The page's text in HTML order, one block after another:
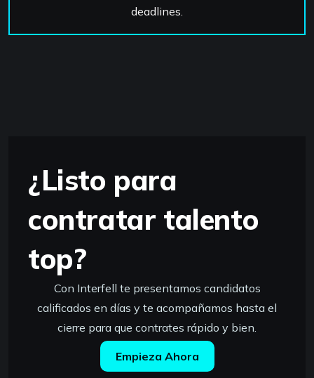
deadlines.
¿Listo para
contratar talento
top?
Con Interfell te presentamos candidatos
calificados en días y te acompañamos hasta el
cierre para que contrates rápido y bien.
Empieza Ahora